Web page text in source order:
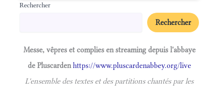
Rechercher
Rechercher
Messe, vêpres et complies en streaming depuis l'abbaye
de Pluscardenhttps://www.pluscardenabbey.org/live
L'ensemble des textes et des partitions chantés par les